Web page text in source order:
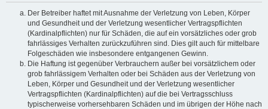
Der Betreiber haftet mit Ausnahme der Verletzung von Leben, Körper
und Gesundheit und der Verletzung wesentlicher Vertragspflichten
(Kardinalpflichten) nur für Schäden, die auf ein vorsätzliches oder grob
fahrlässiges Verhalten zurückzuführen sind. Dies gilt auch für mittelbare
Folgeschäden wie insbesondere entgangenen Gewinn.
Die Haftung ist gegenüber Verbrauchern außer bei vorsätzlichem oder
grob fahrlässigem Verhalten oder bei Schäden aus der Verletzung von
Leben, Körper und Gesundheit und der Verletzung wesentlicher
Vertragspflichten (Kardinalpflichten) auf die bei Vertragsschluss
typischerweise vorhersehbaren Schäden und im übrigen der Höhe nach